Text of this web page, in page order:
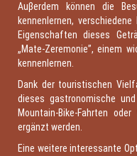
Auβerdem können die
kennenlernen,
Eigenschaften dieses
„Mate-Zeremonie”, einem
kennenlernen.
Dank der touristischen
dieses gastronomische
Mountain-Bike-Fahrten
ergänzt werden.
Eine weitere interessante